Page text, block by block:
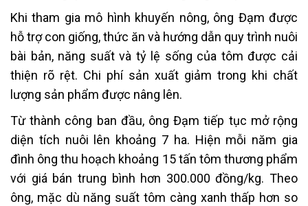
Khi tham gia mô hình khuyến nông, ông Đạm được
hỗ trợ con giống, thức ăn và hướng dẫn quy trình nuôi
bài bản, năng suất và tỷ lệ sống của tôm được cải
thiện rõ rệt. Chi phí sản xuất giảm trong khi chất
lượng sản phẩm được nâng lên.
Từ thành công ban đầu, ông Đạm tiếp tục mở rộng
diện tích nuôi lên khoảng 7 ha. Hiện mỗi năm gia
đình ông thu hoạch khoảng 15 tấn tôm thương phẩm
với giá bán trung bình hơn 300.000 đồng/kg. Theo
ông, mặc dù năng suất tôm càng xanh thấp hơn so